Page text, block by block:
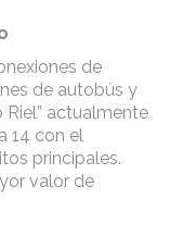
de
de autobús y
Riel” actualmente
14 con el
principales.
valor de